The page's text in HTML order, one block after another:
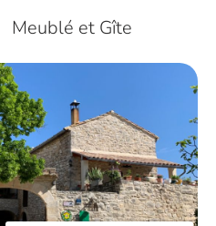
Meublé et Gîte